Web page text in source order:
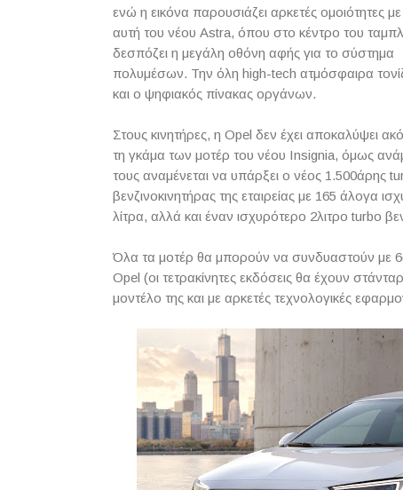
ενώ η εικόνα παρουσιάζει αρκετές ομοιότητες με
αυτή του νέου Astra, όπου στο κέντρο του
δεσπόζει η μεγάλη οθόνη αφής για το σύστημα
πολυμέσων. Την όλη high-tech ατμόσφαιρα
και ο ψηφιακός πίνακας οργάνων.
Στους κινητήρες, η Opel δεν έχει αποκαλύψει
τη γκάμα των μοτέρ του νέου Insignia, όμως
τους αναμένεται να υπάρξει ο νέος 1.500άρης
βενζινοκινητήρας της εταιρείας με 165 άλογα
λίτρα, αλλά και έναν ισχυρότερο 2λιτρο turbo
Όλα τα μοτέρ θα μπορούν να συνδυαστούν με
Οpel (οι τετρακίνητες εκδόσεις θα έχουν
μοντέλο της και με αρκετές τεχνολογικές